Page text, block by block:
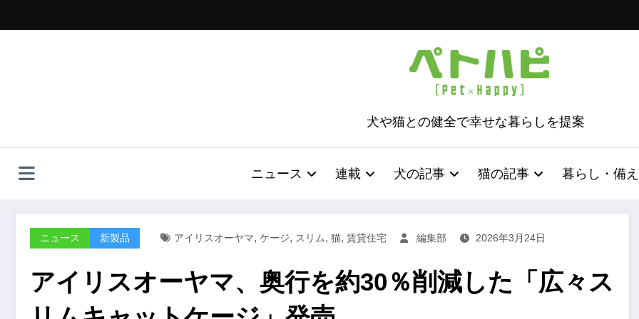
ッ
犬や猫との健全で幸せな暮らしを提案
ニュース 連載 犬の記事 猫の記事 暮らし・備え
ニュース 新製品 アイリスオーヤマ, ケージ, スリム, 猫, 賃貸住宅 編集部 2026年3月24日
アイリスオーヤマ、奥行を約30％削減した「広々ス